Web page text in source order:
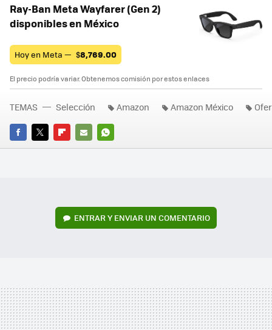
Ray-Ban Meta Wayfarer (Gen 2)
disponibles en México
Hoy en Meta — $8,769.00
El precio podría variar. Obtenemos comisión por estos enlaces
FACEBOOK
TWITTERFLIPBOARD
E-
WHATSAPP
TEMAS Selección Amazon Amazon México
ENTRAR Y ENVIAR UN COMENTARIO